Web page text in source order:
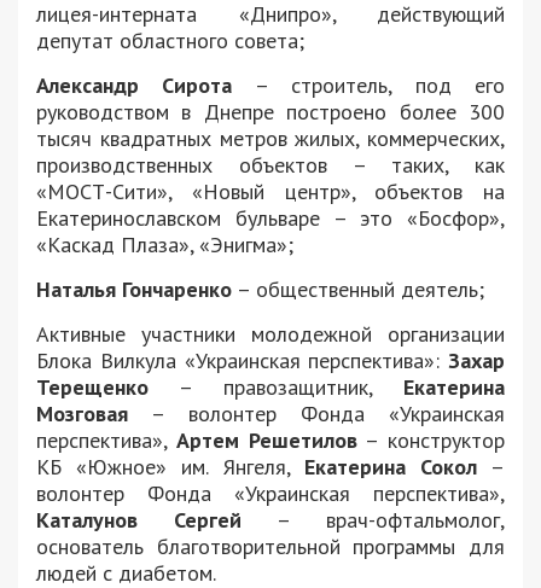
лицея-интерната «Днипро», действующий
депутат областного совета;
Александр Сирота – строитель, под его
руководством в Днепре построено более 300
тысяч квадратных метров жилых, коммерческих,
производственных объектов – таких, как
«МОСТ-Сити», «Новый центр», объектов на
Екатеринославском бульваре – это «Босфор»,
«Каскад Плаза», «Энигма»;
Наталья Гончаренко – общественный деятель;
Активные участники молодежной организации
Блока Вилкула «Украинская перспектива»: Захар
Терещенко – правозащитник, Екатерина
Мозговая – волонтер Фонда «Украинская
перспектива», Артем Решетилов– конструктор
КБ «Южное» им. Янгеля, Екатерина Сокол–
волонтер Фонда «Украинская перспектива»,
Каталунов Сергей – врач-офтальмолог,
основатель благотворительной программы для
людей с диабетом.